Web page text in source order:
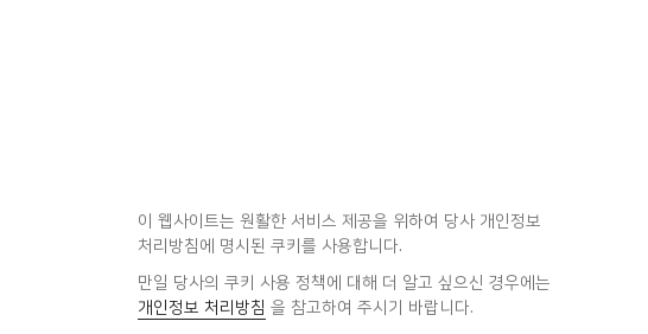
이 웹사이트는 원활한 서비스 제공을 위하여 당사 개인정보
처리방침에 명시된 쿠키를 사용합니다.
만일 당사의 쿠키 사용 정책에 대해 더 알고 싶으신 경우에는
개인정보 처리방침 을 참고하여 주시기 바랍니다.